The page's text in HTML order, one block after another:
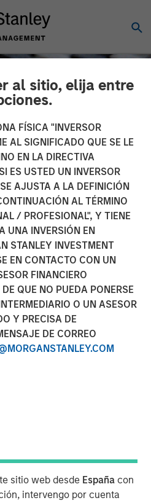
al sitio, elija entre
FÍSICA "INVERSOR
AL SIGNIFICADO QUE SE LE
EN LA DIRECTIVA
ES USTED UN INVERSOR
AJUSTA A LA DEFINICIÓN
AL TÉRMINO
/ PROFESIONAL", Y TIENE
UNA INVERSIÓN EN
STANLEY INVESTMENT
EN CONTACTO CON UN
FINANCIERO
QUE NO PUEDA PONERSE
O UN ASESOR
Y PRECISA DE
DE CORREO
sitio web desde España con
intervengo por cuenta
INSIGHTS
and Limits